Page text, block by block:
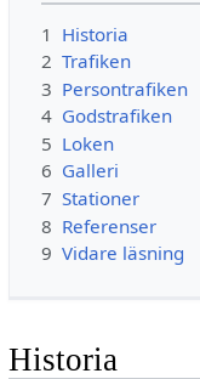
1 Historia
2 Trafiken
3 Persontrafiken
4 Godstrafiken
5 Loken
6 Galleri
7 Stationer
8 Referenser
9 Vidare läsning
Historia